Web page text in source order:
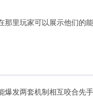
里玩家可以展示他们的
爆发两套机制相互咬合先